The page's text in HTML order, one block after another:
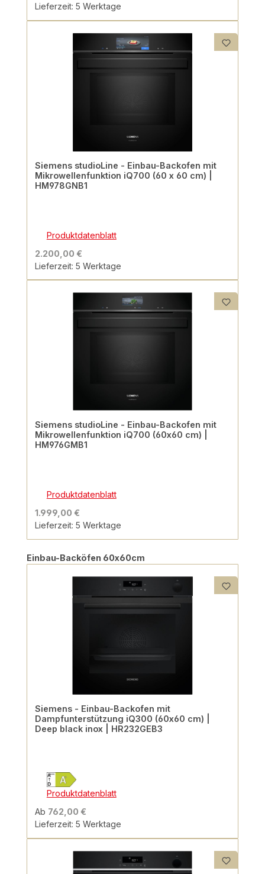
Lieferzeit: 5 Werktage
Siemens studioLine - Einbau-Backofen mit
Mikrowellenfunktion iQ700 (60 x 60 cm) |
HM978GNB1
Produktdatenblatt
2.200,00 €
Lieferzeit: 5 Werktage
Siemens studioLine - Einbau-Backofen mit
Mikrowellenfunktion iQ700 (60x60 cm) |
HM976GMB1
Produktdatenblatt
1.999,00 €
Lieferzeit: 5 Werktage
Produktgalerie überspringen
Einbau-Backöfen 60x60cm
Siemens - Einbau-Backofen mit
Dampfunterstützung iQ300 (60x60 cm) |
Deep black inox | HR232GEB3
Produktdatenblatt
Ab 762,00 €
Lieferzeit: 5 Werktage